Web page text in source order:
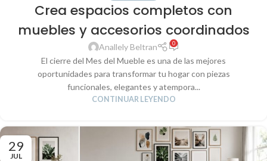
Crea espacios completos con
muebles y accesorios coordinados
Anallely Beltran 0
El cierre del Mes del Mueble es una de las mejores
oportunidades para transformar tu hogar con piezas
funcionales, elegantes y atempora...
CONTINUAR LEYENDO
29
JUL